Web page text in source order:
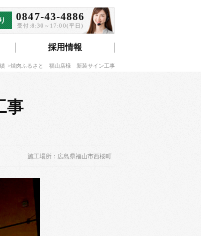
採用情報
0847-43-4886
受付:8:30～17:00(平日)
焼肉ふるさと 福山店様 新装サイン工事
事
施工場所：広島県福山市西桜町